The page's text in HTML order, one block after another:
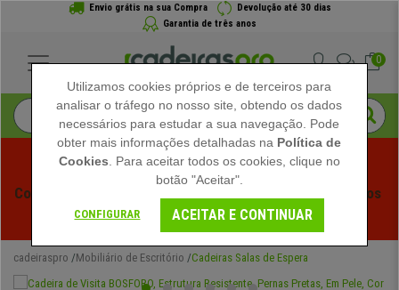
Envio grátis na sua Compra
Devolução até 30 dias
Garantia de três anos
0
Começam os Saldos de Verão em Cadeiraspro! Descontos
Exclusivos por Tempo Limitado - Ver Promoção
cadeiraspro Mobiliário de Escritório Cadeiras Salas de Espera
Utilizamos cookies próprios e de terceiros para
analisar o tráfego no nosso site, obtendo os dados
necessários para estudar a sua navegação. Pode
obter mais informações detalhadas na Política de
Cookies . Para aceitar todos os cookies, clique no
botão "Aceitar".
CONFIGURAR ACEITAR E CONTINUAR